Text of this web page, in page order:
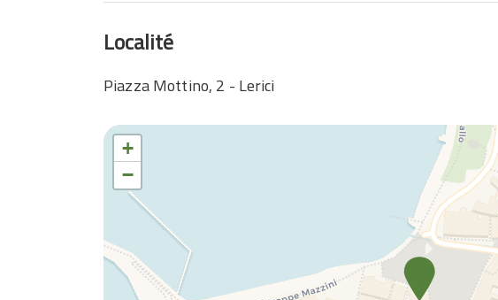
Localité
Piazza Mottino, 2 - Lerici
+
−